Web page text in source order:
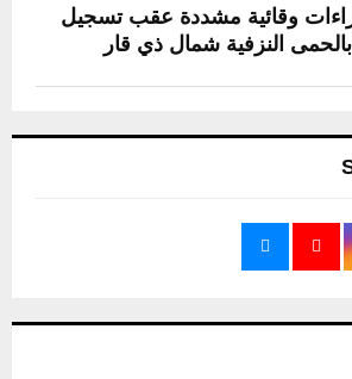
وقائية مشددة عقب تسجيل
بالحمى النزفية شمال ذي قار